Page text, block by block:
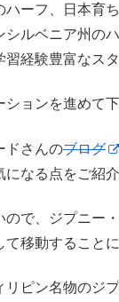
ハーフ、日本育
ルベニア州の
経験豊富なスタ
ョンを進めて下
ドさんのブログ
なる点をご紹介
で、ジプニー
移動することに
リピン名物のジ